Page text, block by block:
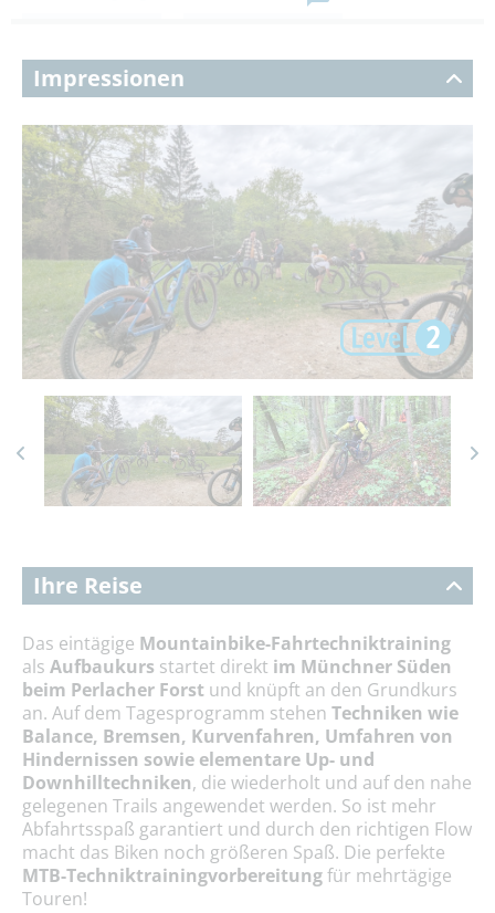
Impressionen
Ihre Reise
Das eintägige Mountainbike-Fahrtechniktraining
als Aufbaukurs startet direkt im Münchner Süden
beim Perlacher Forst und knüpft an den Grundkurs
an. Auf dem Tagesprogramm stehen Techniken wie
Balance, Bremsen, Kurvenfahren, Umfahren von
Hindernissen sowie elementare Up- und
Downhilltechniken, die wiederholt und auf den nahe
gelegenen Trails angewendet werden. So ist mehr
Abfahrtsspaß garantiert und durch den richtigen Flow
macht das Biken noch größeren Spaß. Die perfekte
MTB-Techniktrainingvorbereitungfür mehrtägige
Touren!